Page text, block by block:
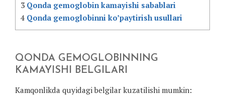
3Qonda gemoglobin kamayishi sabablari
4 Qonda gemoglobinni ko’paytirish usullari
QONDA GEMOGLOBINNING
KAMAYISHI BELGILARI
Kamqonlikda quyidagi belgilar kuzatilishi mumkin: